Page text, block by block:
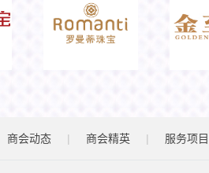
商会动态 | 商会精英 | 服务项目